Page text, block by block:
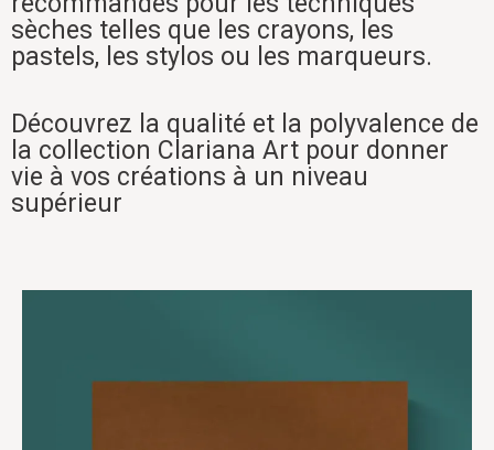
sèches telles que les crayons, les
pastels, les stylos ou les marqueurs.
Découvrez la qualité et la polyvalence de
la collection Clariana Art pour donner
vie à vos créations à un niveau
supérieur